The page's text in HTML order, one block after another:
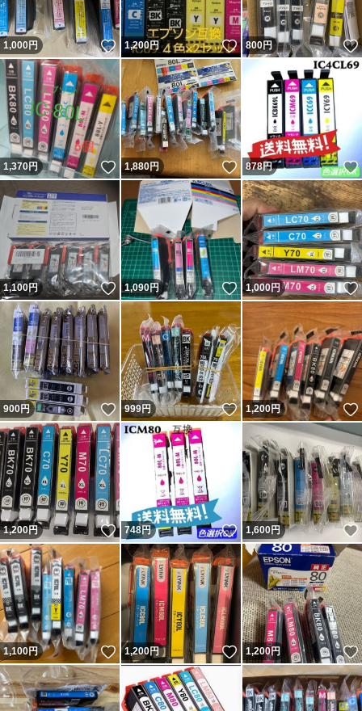
1,000円 いいね！
1,200円 いいね！
800円
1,370円 いいね！
1,880円 いいね！
878円
1,100円 いいね！
1,090円 いいね！
1,000円
900円 いいね！
999円 いいね！
1,200円
1,200円 いいね！
748円 いいね！
1,600円
1,100円 いいね！
1,200円 いいね！
1,200円